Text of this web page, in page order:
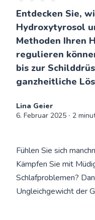
Entdecken Sie,
Hydroxytyrosol
Methoden Ihren
regulieren
bis zur
ganzheitliche
Lina Geier
6. Februar 2025 ∙ 2
Fühlen Sie sich
Kämpfen Sie mit
Schlafproblemen?
Ungleichgewicht der